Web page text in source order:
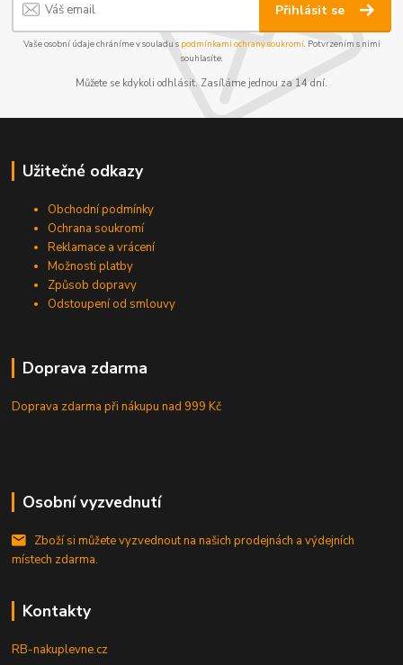
Přihlásit se
Vaše osobní údaje chráníme v souladu s podmínkami ochrany soukromí. Potvrzením s nimi
souhlasíte.
Můžete se kdykoli odhlásit. Zasíláme jednou za 14 dní.
Užitečné odkazy
Obchodní podmínky
Ochrana soukromí
Reklamace a vrácení
Možnosti platby
Způsob dopravy
Odstoupení od smlouvy
Doprava zdarma
Doprava zdarma při nákupunad 999 Kč
Osobní vyzvednutí
Zboží si můžete vyzvednout na našich prodejnách a výdejních
místech zdarma.
Kontakty
RB-nakuplevne.cz